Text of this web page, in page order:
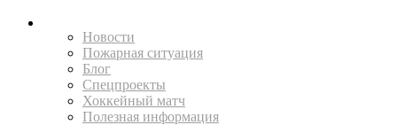
Новости
Пожарная ситуация
Блог
Спецпроекты
Хоккейный матч
Полезная информация